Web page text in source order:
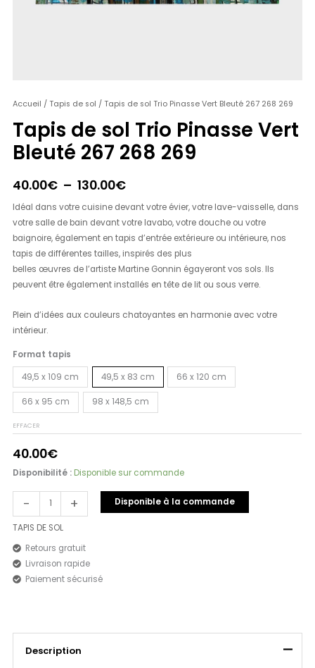
Accueil / Tapis de sol / Tapis de sol Trio Pinasse Vert Bleuté 267 268 269
Tapis de sol Trio Pinasse Vert
Bleuté 267 268 269
40.00€ – 130.00€
Plage
de
prix :
à
130.00€
Idéal dans votre cuisine devant votre évier, votre lave-vaisselle, dans
votre salle de bain devant votre lavabo, votre douche ou votre
baignoire, également en tapis d’entrée extérieure ou intérieure, nos
tapis de différentes tailles, inspirés des plus
belles œuvres de l’artiste Martine Gonnin égayeront vos sols. Ils
peuvent être également installés en tête de lit ou sous verre.
Plein d’idées aux couleurs chatoyantes en harmonie avec votre
intérieur.
Format tapis
49,5 x 109 cm 49,5 x 83 cm 66 x 120 cm
66 x 95 cm 98 x 148,5 cm
EFFACER
40.00€
Disponibilité : Disponible sur commande
-
quantité
Tapis
de
Trio
Vert
Bleuté
267
268
269
+ Disponible à la commande
TAPIS DE SOL
Retours gratuit
Livraison rapide
Paiement sécurisé
Description